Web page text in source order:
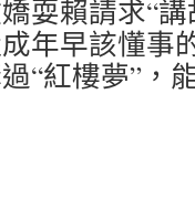
耍賴請求“
年早該懂事
“紅樓夢”，